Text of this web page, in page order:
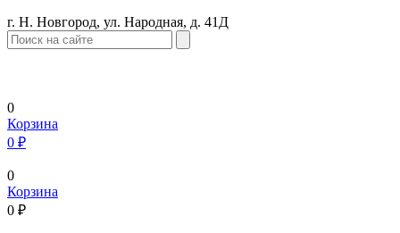
г. Н. Новгород, ул. Народная, д. 41Д
0
Корзина
0 ₽
0
Корзина
0 ₽